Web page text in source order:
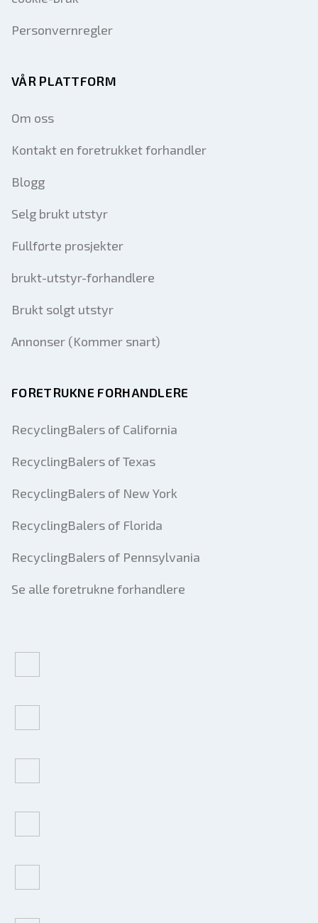
Personvernregler
VÅR PLATTFORM
Om oss
Kontakt en foretrukket forhandler
Blogg
Selg brukt utstyr
Fullførte prosjekter
brukt-utstyr-forhandlere
Brukt solgt utstyr
Annonser (Kommer snart)
FORETRUKNE FORHANDLERE
RecyclingBalers of California
RecyclingBalers of Texas
RecyclingBalers of New York
RecyclingBalers of Florida
RecyclingBalers of Pennsylvania
Se alle foretrukne forhandlere